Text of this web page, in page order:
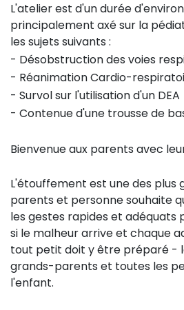
L'atelier est d'un durée
principalement axé sur la
les sujets suivants :
- Désobstruction des voies
- Réanimation Cardio-
- Survol sur l'utilisation d'un DEA
- Contenue d'une trousse de
Bienvenue aux parents avec
L'étouffement est une des plus
parents et personne souhaite
les gestes rapides et adéquats
si le malheur arrive et chaque
tout petit doit y être préparé -
grands-parents et toutes les
l'enfant.